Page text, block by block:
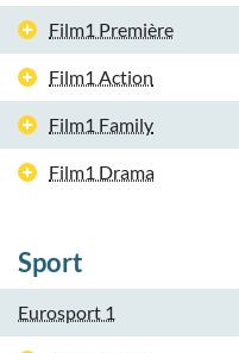
Film1 Première
Film1 Action
Film1 Family
Film1 Drama
Sport
Eurosport 1